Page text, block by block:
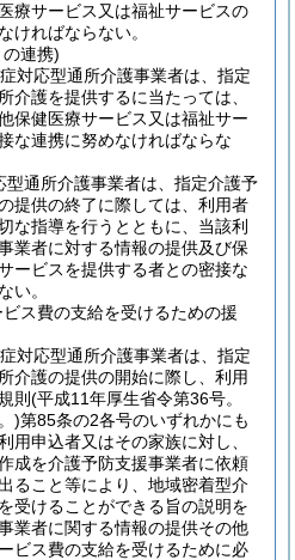
療サービス又は福祉サービスの
ければならない。
連携)
対応型通所介護事業者は、指定
介護を提供するに当たっては、
保健医療サービス又は福祉サー
な連携に努めなければならな
通所介護事業者は、指定介護予
提供の終了に際しては、利用者
な指導を行うとともに、当該利
業者に対する情報の提供及び保
ービスを提供する者との密接な
い。
ス費の支給を受けるための援
対応型通所介護事業者は、指定
介護の提供の開始に際し、利用
則 (平成11年厚生省令第36号。
)第85条の2各号のいずれかにも
用申込者又はその家族に対し、
成を介護予防支援事業者に依頼
ること等により、地域密着型介
受けることができる旨の説明を
業者に関する情報の提供その他
ビス費の支給を受けるために必